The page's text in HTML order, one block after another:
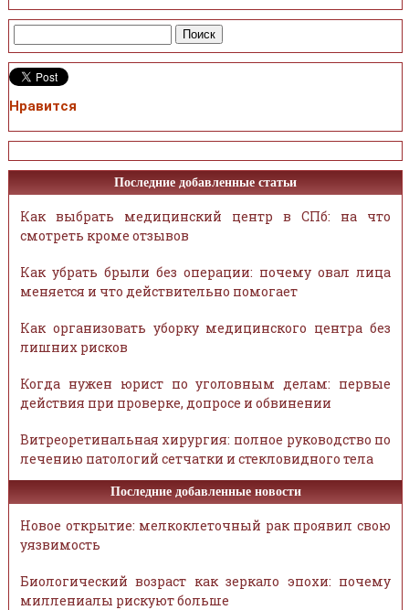
Нравится
Последние добавленные статьи
Как выбрать медицинский центр в СПб: на что
смотреть кроме отзывов
Как убрать брыли без операции: почему овал лица
меняется и что действительно помогает
Как организовать уборку медицинского центра без
лишних рисков
Когда нужен юрист по уголовным делам: первые
действия при проверке, допросе и обвинении
Витреоретинальная хирургия: полное руководство по
лечению патологий сетчатки и стекловидного тела
Последние добавленные новости
Новое открытие: мелкоклеточный рак проявил свою
уязвимость
Биологический возраст как зеркало эпохи: почему
миллениалы рискуют больше